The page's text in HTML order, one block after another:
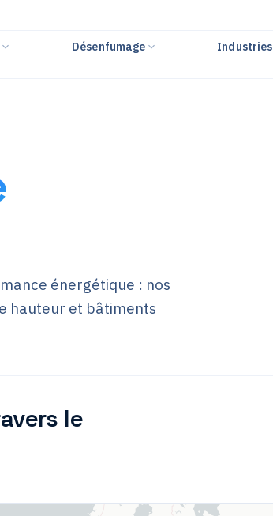
Désenfumage Industries
énergétique : nos
hauteur et bâtiments
le